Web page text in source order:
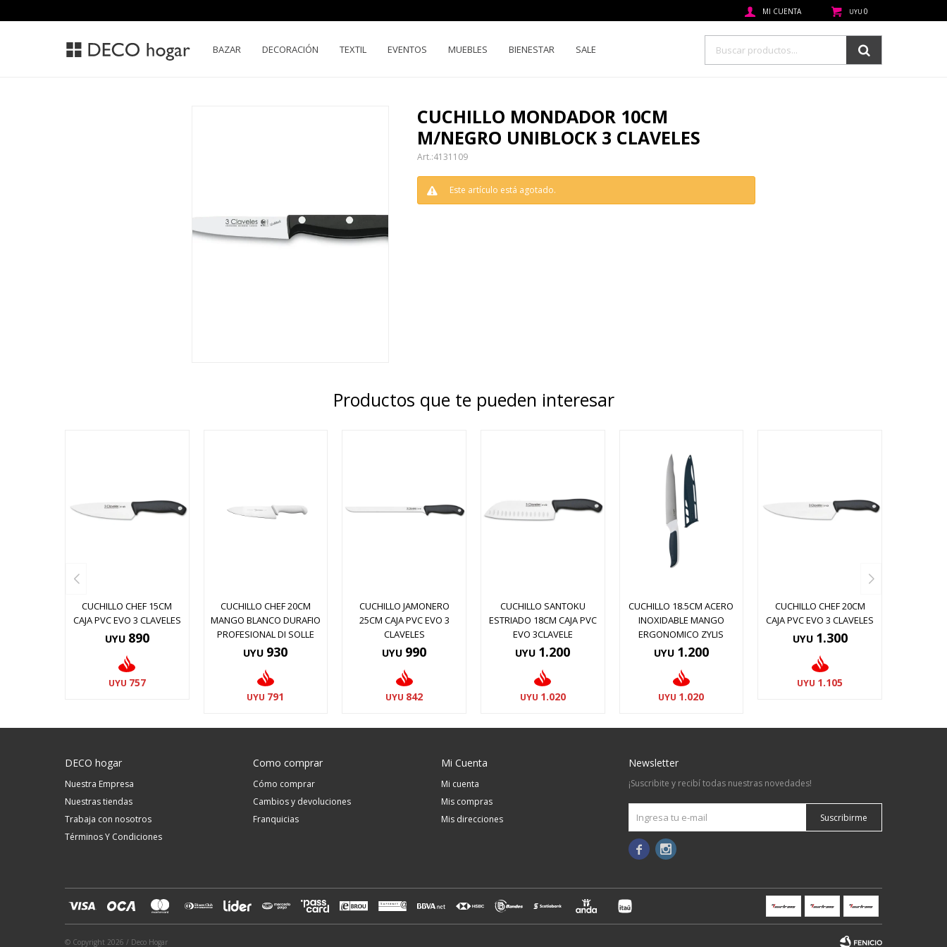
BAZAR DECORACIÓN TEXTIL EVENTOS MUEBLES BIENESTAR SALE
UYU 0
CUCHILLO MONDADOR 10CM
M/NEGRO UNIBLOCK 3 CLAVELES
4131109
Este artículo está agotado.
Productos que te pueden interesar
CUCHILLO CHEF 15CM
CAJA PVC EVO 3 CLAVELES
UYU 890
UYU 757
CUCHILLO CHEF 20CM
MANGO BLANCO DURAFIO
PROFESIONAL DI SOLLE
UYU 930
UYU 791
CUCHILLO JAMONERO
25CM CAJA PVC EVO 3
CLAVELES
UYU 990
UYU 842
CUCHILLO SANTOKU
ESTRIADO 18CM CAJA PVC
EVO 3CLAVELE
UYU 1.200
UYU 1.020
CUCHILLO 18.5CM ACERO
INOXIDABLE MANGO
ERGONOMICO ZYLIS
UYU 1.200
UYU 1.020
CUCHILLO CHEF 20CM
CAJA PVC EVO 3 CLAVELES
UYU 1.300
UYU 1.105
DECO hogar
Nuestra Empresa
Nuestras tiendas
Trabaja con nosotros
Términos Y Condiciones
Como comprar
Cómo comprar
Cambios y devoluciones
Franquicias
Mi Cuenta
Mi cuenta
Mis compras
Mis direcciones
Newsletter
¡Suscribite y recibí todas nuestras novedades!
Suscribirme
 
© Copyright 2026 / Deco Hogar